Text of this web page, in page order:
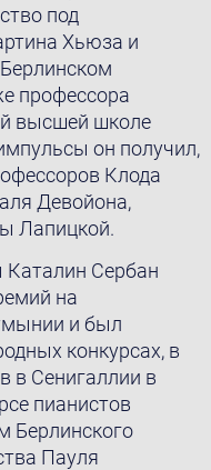
под
Хьюза и
профессора
высшей школе
он получил,
Клода
Девойона,
Лапицкой.
Каталин Сербан
на
и был
конкурсах, в
в Сенигаллии в
пианистов
Берлинского
Пауля